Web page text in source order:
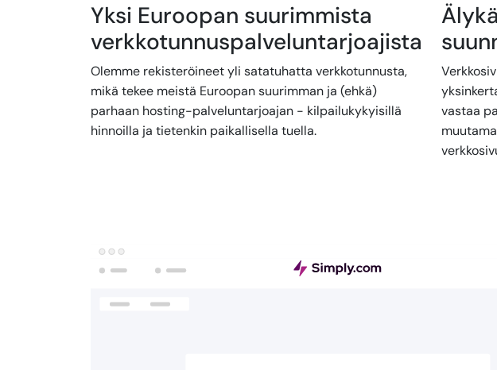
Yksi Euroopan suurimmista
verkkotunnuspalveluntarjoajista
Olemme rekisteröineet yli satatuhatta verkkotunnusta,
mikä tekee meistä Euroopan suurimman ja (ehkä)
parhaan hosting-palveluntarjoajan - kilpailukykyisillä
hinnoilla ja tietenkin paikallisella tuella.
vastaa